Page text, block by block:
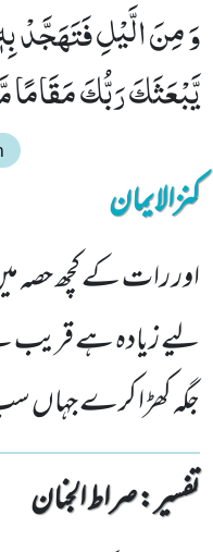
وَ مِنَ الَّیْلِ فَتَهَجَّدْ
یَّبْعَثَكَ رَبُّكَ مَقَامًا
کنزالایمان
اور رات کے کچھ حصہ
لیے زیادہ ہے قریب
جگہ کھڑا کرے جہاں
تفسیر : ‎صراط الجنان